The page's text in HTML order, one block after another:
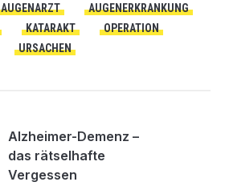
AUGENARZT
AUGENERKRANKUNG
KATARAKT
OPERATION
URSACHEN
Alzheimer-Demenz –
das rätselhafte
Vergessen